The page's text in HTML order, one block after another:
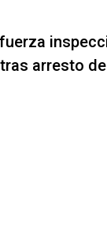
arresto de